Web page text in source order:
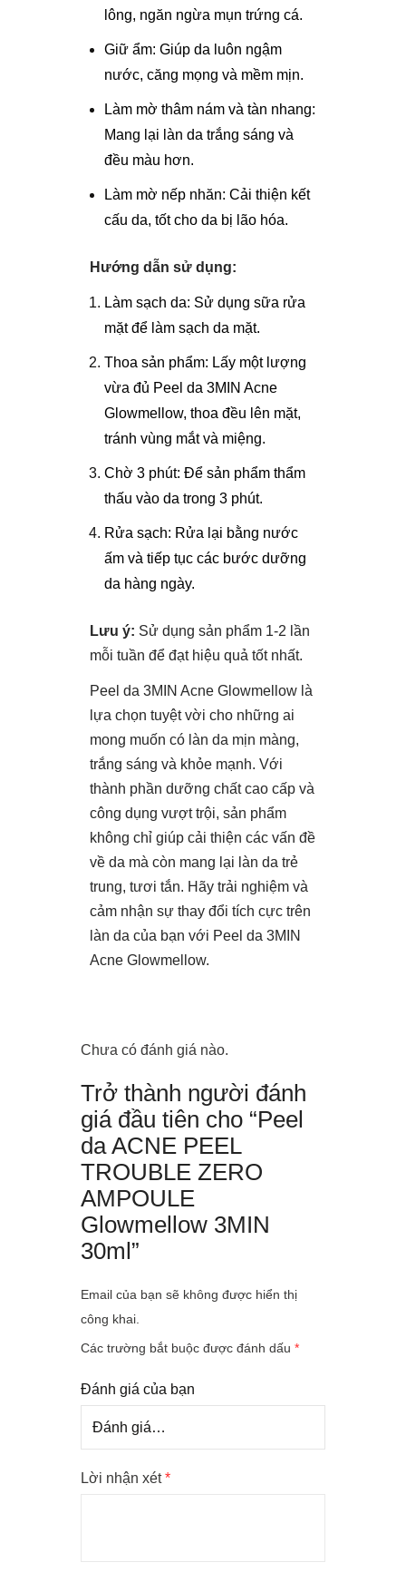
lông, ngăn ngừa mụn trứng cá.
Giữ ẩm: Giúp da luôn ngậm
nước, căng mọng và mềm mịn.
Làm mờ thâm nám và tàn nhang:
Mang lại làn da trắng sáng và
đều màu hơn.
Làm mờ nếp nhăn: Cải thiện kết
cấu da, tốt cho da bị lão hóa.
Hướng dẫn sử dụng:
Làm sạch da: Sử dụng sữa rửa
mặt để làm sạch da mặt.
Thoa sản phẩm: Lấy một lượng
vừa đủ Peel da 3MIN Acne
Glowmellow, thoa đều lên mặt,
tránh vùng mắt và miệng.
Chờ 3 phút: Để sản phẩm thẩm
thấu vào da trong 3 phút.
Rửa sạch: Rửa lại bằng nước
ấm và tiếp tục các bước dưỡng
da hàng ngày.
Lưu ý: Sử dụng sản phẩm 1-2 lần
mỗi tuần để đạt hiệu quả tốt nhất.
Peel da 3MIN Acne Glowmellow là
lựa chọn tuyệt vời cho những ai
mong muốn có làn da mịn màng,
trắng sáng và khỏe mạnh. Với
thành phần dưỡng chất cao cấp và
công dụng vượt trội, sản phẩm
không chỉ giúp cải thiện các vấn đề
về da mà còn mang lại làn da trẻ
trung, tươi tắn. Hãy trải nghiệm và
cảm nhận sự thay đổi tích cực trên
làn da của bạn với Peel da 3MIN
Acne Glowmellow.
Chưa có đánh giá nào.
Trở thành người đánh
giá đầu tiên cho “Peel
da ACNE PEEL
TROUBLE ZERO
AMPOULE
Glowmellow 3MIN
30ml”
Email của bạn sẽ không được hiển thị
công khai.
Các trường bắt buộc được đánh dấu *
Đánh giá của bạn
Lời nhận xét*